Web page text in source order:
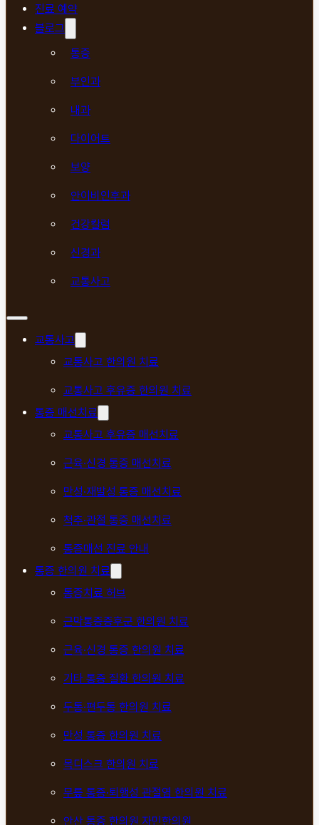
진료 예약
블로그
통증
부인과
내과
다이어트
보양
안이비인후과
건강칼럼
신경과
교통사고
교통사고
교통사고 한의원 치료
교통사고 후유증 한의원 치료
통증 매선치료
교통사고 후유증 매선치료
근육·신경 통증 매선치료
만성·재발성 통증 매선치료
척추·관절 통증 매선치료
통증매선 진료 안내
통증 한의원 치료
통증치료 허브
근막통증증후군 한의원 치료
근육·신경 통증 한의원 치료
기타 통증 질환 한의원 치료
두통·편두통 한의원 치료
만성 통증 한의원 치료
목디스크 한의원 치료
무릎 통증·퇴행성 관절염 한의원 치료
안산 통증 한의원 자민한의원